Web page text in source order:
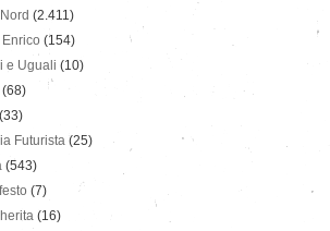
(2.411)
Enrico (154)
e Uguali (10)
(68)
(33)
Futurista (25)
(543)
(7)
(16)